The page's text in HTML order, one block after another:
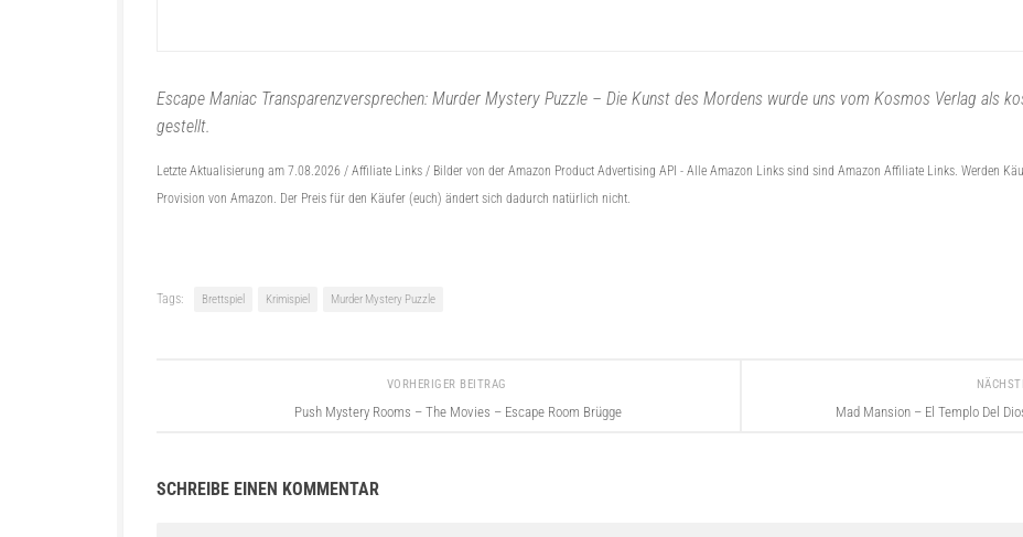
Escape Maniac Transparenzversprechen: Murder Mystery Puzzle – Die Kunst des Mordens wurde uns vom Kosmos Verlag als
gestellt.
Letzte Aktualisierung am 7.08.2026 / Affiliate Links / Bilder von der Amazon Product Advertising API - Alle Amazon Links sind sind Amazon Affiliate Links. Werden
Provision von Amazon. Der Preis für den Käufer (euch) ändert sich dadurch natürlich nicht.
Tags: Brettspiel Krimispiel Murder Mystery Puzzle
Mad Mansion – El Templo Del
VORHERIGER BEITRAG
Push Mystery Rooms – The Movies – Escape Room Brügge
SCHREIBE EINEN KOMMENTAR